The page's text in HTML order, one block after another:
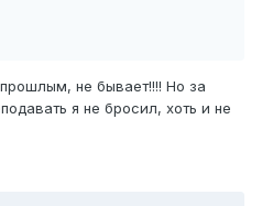
не бывает!!!! Но за
я не бросил, хоть и не